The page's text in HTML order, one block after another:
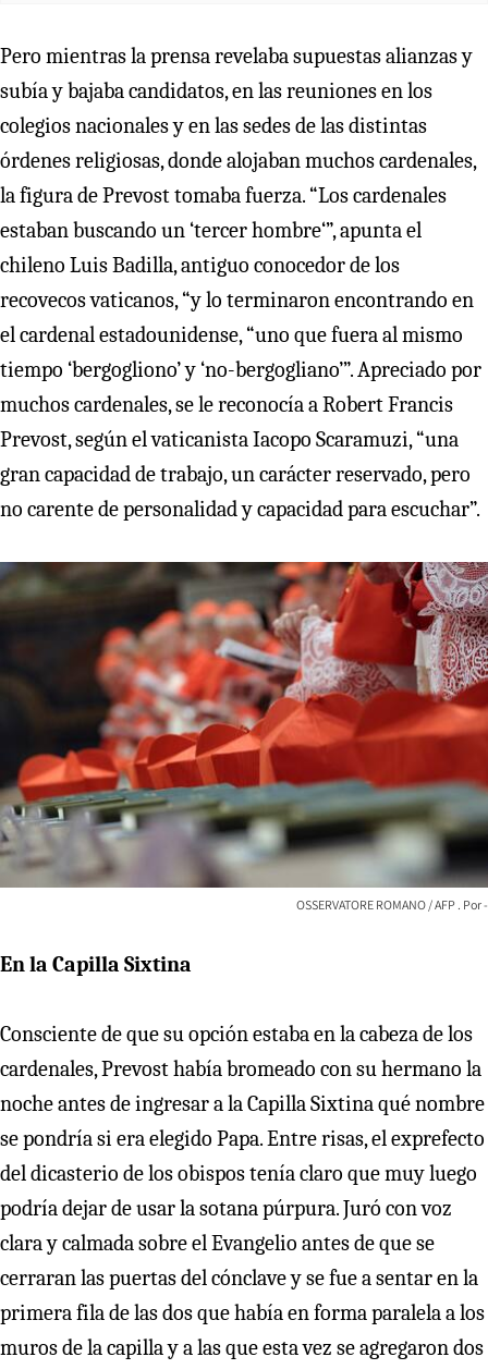
Pero mientras la prensa revelaba supuestas alianzas y
subía y bajaba candidatos, en las reuniones en los
colegios nacionales y en las sedes de las distintas
órdenes religiosas, donde alojaban muchos cardenales,
la figura de Prevost tomaba fuerza. “Los cardenales
estaban buscando un ‘tercer hombre‘”, apunta el
chileno Luis Badilla, antiguo conocedor de los
recovecos vaticanos, “y lo terminaron encontrando en
el cardenal estadounidense, “uno que fuera al mismo
tiempo ‘bergogliono’ y ‘no-bergogliano’”. Apreciado por
muchos cardenales, se le reconocía a Robert Francis
Prevost, según el vaticanista Iacopo Scaramuzi, “una
gran capacidad de trabajo, un carácter reservado, pero
no carente de personalidad y capacidad para escuchar”.
OSSERVATORE ROMANO / AFP -
En la Capilla Sixtina
Consciente de que su opción estaba en la cabeza de los
cardenales, Prevost había bromeado con su hermano la
noche antes de ingresar a la Capilla Sixtina qué nombre
se pondría si era elegido Papa. Entre risas, el exprefecto
del dicasterio de los obispos tenía claro que muy luego
podría dejar de usar la sotana púrpura. Juró con voz
clara y calmada sobre el Evangelio antes de que se
cerraran las puertas del cónclave y se fue a sentar en la
primera fila de las dos que había en forma paralela a los
muros de la capilla y a las que esta vez se agregaron dos